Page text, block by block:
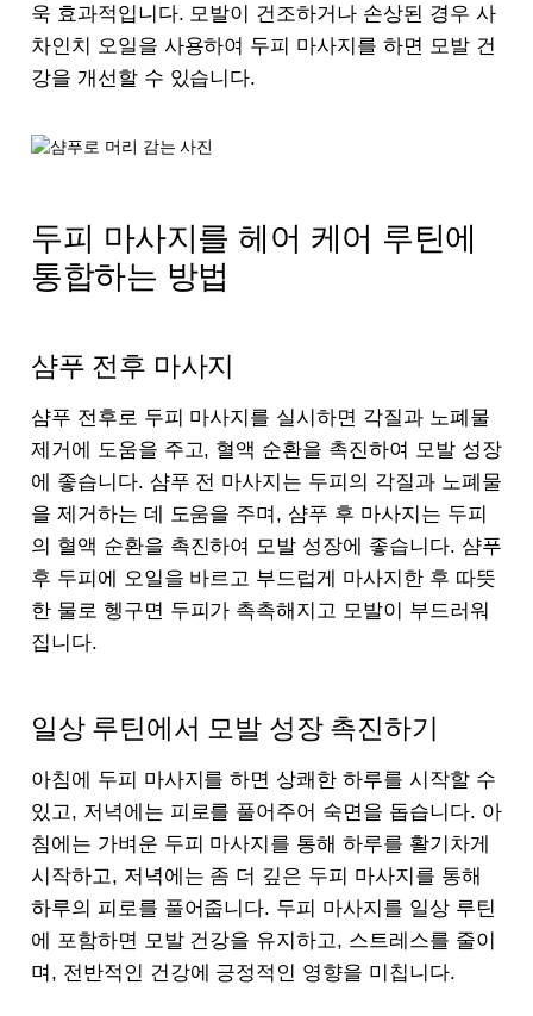
욱 효과적입니다. 모발이 건조하거나 손상된 경우 사
차인치 오일을 사용하여 두피 마사지를 하면 모발 건
강을 개선할 수 있습니다.
두피 마사지를 헤어 케어 루틴에
통합하는 방법
샴푸 전후 마사지
샴푸 전후로 두피 마사지를 실시하면 각질과 노폐물
제거에 도움을 주고, 혈액 순환을 촉진하여 모발 성장
에 좋습니다. 샴푸 전 마사지는 두피의 각질과 노폐물
을 제거하는 데 도움을 주며, 샴푸 후 마사지는 두피
의 혈액 순환을 촉진하여 모발 성장에 좋습니다. 샴푸
후 두피에 오일을 바르고 부드럽게 마사지한 후 따뜻
한 물로 헹구면 두피가 촉촉해지고 모발이 부드러워
집니다.
일상 루틴에서 모발 성장 촉진하기
아침에 두피 마사지를 하면 상쾌한 하루를 시작할 수
있고, 저녁에는 피로를 풀어주어 숙면을 돕습니다. 아
침에는 가벼운 두피 마사지를 통해 하루를 활기차게
시작하고, 저녁에는 좀 더 깊은 두피 마사지를 통해
하루의 피로를 풀어줍니다. 두피 마사지를 일상 루틴
에 포함하면 모발 건강을 유지하고, 스트레스를 줄이
며, 전반적인 건강에 긍정적인 영향을 미칩니다.